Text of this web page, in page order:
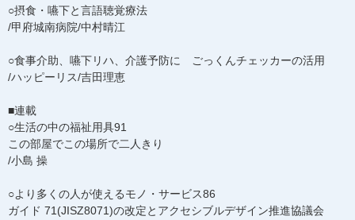
○摂食・嚥下と言語聴覚療法
/甲府城南病院/中村晴江
○食事介助、嚥下リハ、介護予防に ごっくんチェッカーの活用
/ハッピーリス/吉田理恵
■連載
○生活の中の福祉用具91
この部屋でこの場所で二人きり
/小島 操
○より多くの人が使えるモノ・サービス86
ガイド 71(JISZ8071)の改定とアクセシブルデザイン推進協議会